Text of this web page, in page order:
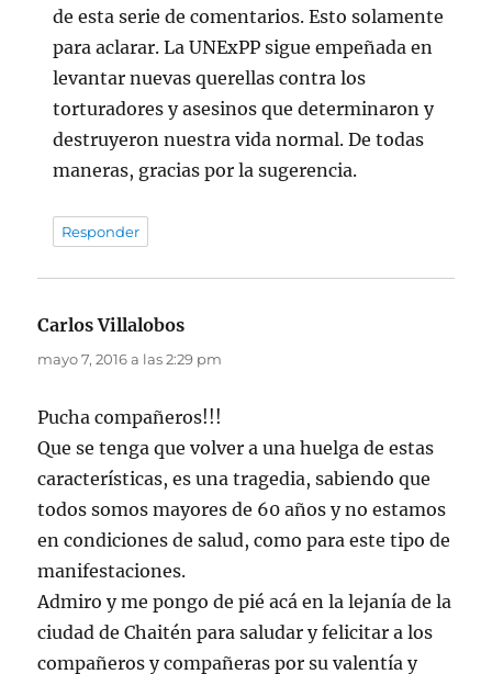
de esta serie de comentarios. Esto solamente
para aclarar. La UNExPP sigue empeñada en
levantar nuevas querellas contra los
torturadores y asesinos que determinaron y
destruyeron nuestra vida normal. De todas
maneras, gracias por la sugerencia.
Responder
Carlos Villalobos
mayo 7, 2016 a las 2:29 pm
Pucha compañeros!!!
Que se tenga que volver a una huelga de estas
características, es una tragedia, sabiendo que
todos somos mayores de 60 años y no estamos
en condiciones de salud, como para este tipo de
manifestaciones.
Admiro y me pongo de pié acá en la lejanía de la
ciudad de Chaitén para saludar y felicitar a los
compañeros y compañeras por su valentía y